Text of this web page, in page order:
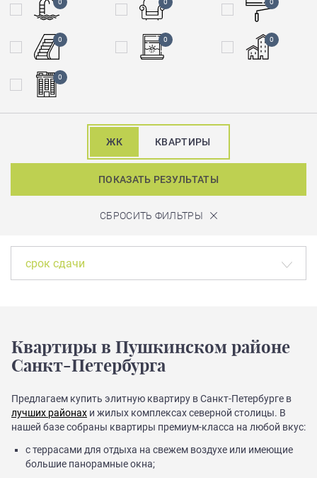
0 0 0
0 0 0
0
ЖК КВАРТИРЫ
ПОКАЗАТЬ РЕЗУЛЬТАТЫ
СБРОСИТЬ ФИЛЬТРЫ
срок сдачи
Квартиры в Пушкинском районе
Санкт-Петербурга
Предлагаем купить элитную квартиру в Санкт-Петербурге в
лучших районах и жилых комплексах северной столицы. В
нашей базе собраны квартиры премиум-класса на любой вкус:
с террасами для отдыха на свежем воздухе или имеющие
большие панорамные окна;